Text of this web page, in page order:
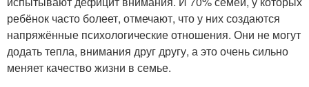
ребёнок часто болеет, отмечают, что у них создаются
напряжённые психологические отношения. Они не могут
додать тепла, внимания друг другу, а это очень сильно
меняет качество жизни в семье.